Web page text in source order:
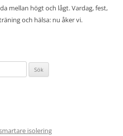
mellan högt och lågt. Vardag, fest,
och hälsa: nu åker vi.
isolering